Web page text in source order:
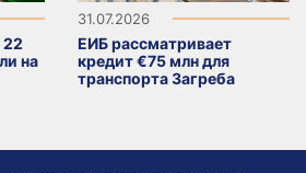
22
на
31.07.2026
ЕИБ рассматривает
кредит €75 млн для
транспорта Загреба